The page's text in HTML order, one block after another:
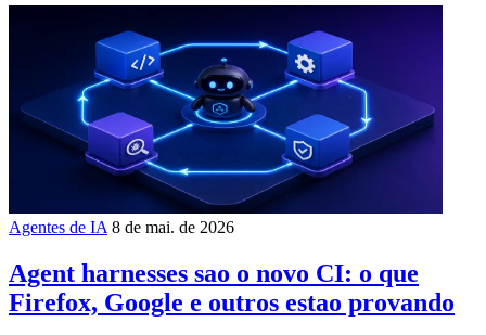
Agentes de IA 8 de mai. de 2026
Agent harnesses sao o novo CI: o que
Firefox, Google e outros estao provando